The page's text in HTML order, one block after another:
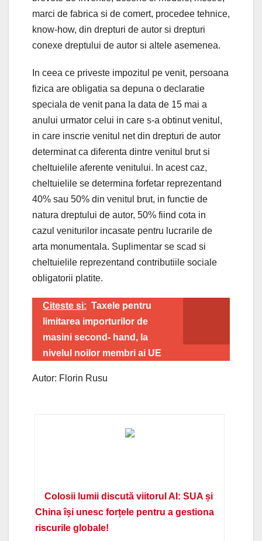
marci de fabrica si de comert, procedee tehnice,
know-how, din drepturi de autor si drepturi
conexe dreptului de autor si altele asemenea.
In ceea ce priveste impozitul pe venit, persoana
fizica are obligatia sa depuna o declaratie
speciala de venit pana la data de 15 mai a
anului urmator celui in care s-a obtinut venitul,
in care inscrie venitul net din drepturi de autor
determinat ca diferenta dintre venitul brut si
cheltuielile aferente venitului. In acest caz,
cheltuielile se determina forfetar reprezentand
40% sau 50% din venitul brut, in functie de
natura dreptului de autor, 50% fiind cota in
cazul veniturilor incasate pentru lucrarile de
arta monumentala. Suplimentar se scad si
cheltuielile reprezentand contributiile sociale
obligatorii platite.
Citeste si: Taxele pentru
limitarea importurilor de
masini second- hand, la
nivelul noilor membri ai UE
Autor: Florin Rusu
Colosii lumii discută viitorul AI: SUA și
China își unesc forțele pentru a gestiona
riscurile globale!